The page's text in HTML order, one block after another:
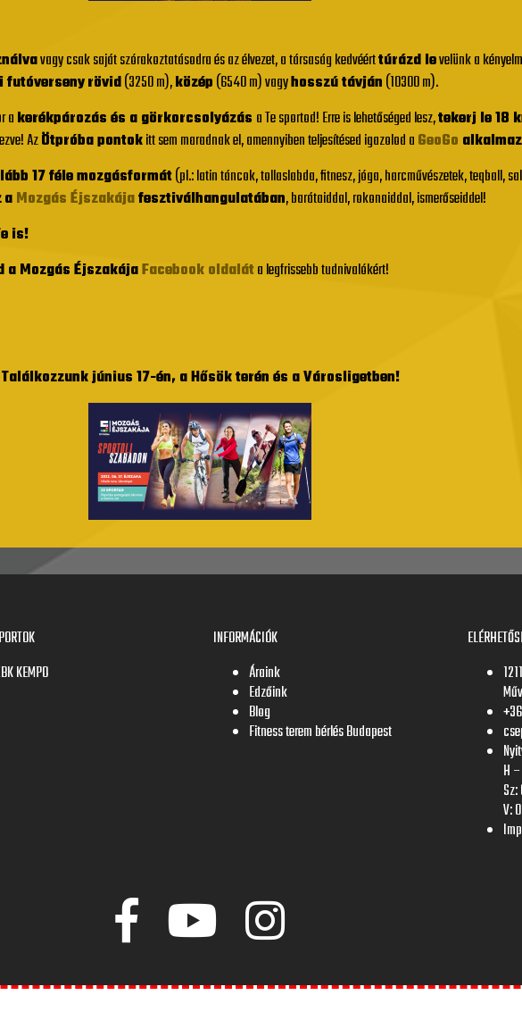
vagy csak saját szórakoztatásodra és az élvezet, a társaság kedvéérttúrázd levelünk a
futóversenyrövid(3250 m),közép(6540 m) vagyhosszú távján(10300 m).
akerékpározás és a görkorcsolyázás a Te sportod! Erre is lehetőséged lesz,tekerj le 18
AzÖtpróba pontokitt sem maradnak el, amennyiben teljesítésed igazolod aGeoGo
17 féle mozgásformát(pl.: latin táncok, tollaslabda, fitnesz, jóga, harcművészetek, teqball,
aMozgás Éjszakájafesztiválhangulatában, barátaiddal, rokonaiddal, ismerőseiddel!
is!
a Mozgás ÉjszakájaFacebook oldaláta legfrissebb tudnivalókért!
Találkozzunk június 17-én, a Hősök terén és a Városligetben!
KEMPO
INFORMÁCIÓK
Áraink
Edzőink
Blog
Fitness terem bérlés Budapest
H
V: